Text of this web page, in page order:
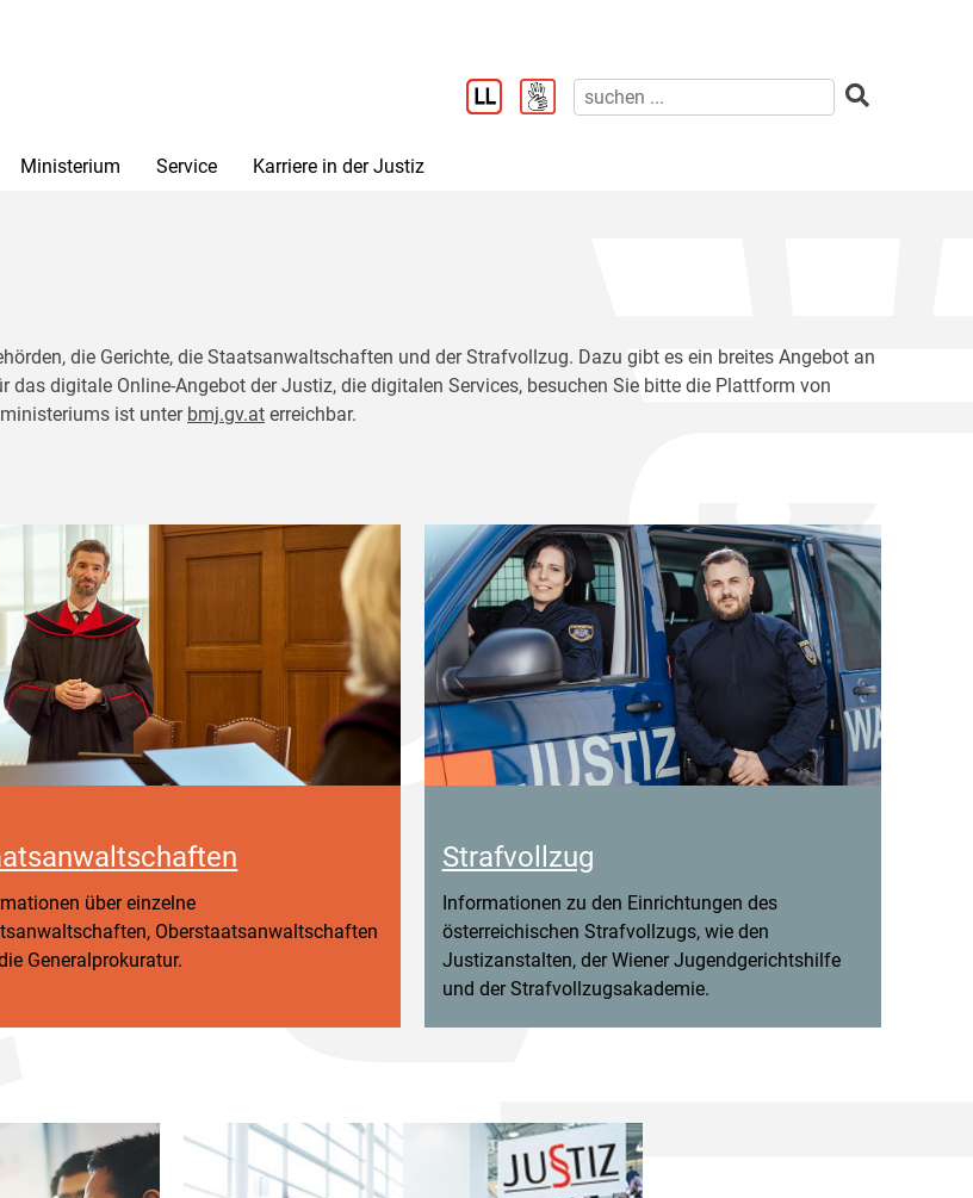
Ministerium Service Karriere in der Justiz
die Gerichte, die Staatsanwaltschaften und der Strafvollzug. Dazu gibt es ein breites Angebot an
digitale Online-Angebot der Justiz, die digitalen Services, besuchen Sie bitte die Plattform von
ist unter bmj.gv.at erreichbar.
über einzelne
Oberstaatsanwaltschaften
Generalprokuratur.
Strafvollzug
Informationen zu den Einrichtungen des
österreichischen Strafvollzugs, wie den
Justizanstalten, der Wiener Jugendgerichtshilfe
und der Strafvollzugsakademie.